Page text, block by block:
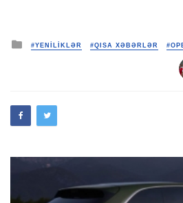
Posted
in
#YENİLİKLƏR #QISA XƏBƏRLƏR